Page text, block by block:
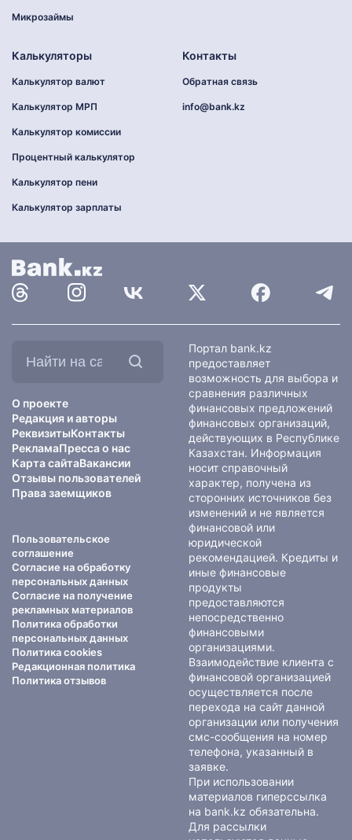
Микрозаймы
Калькуляторы
Калькулятор валют
Калькулятор МРП
Калькулятор комиссии
Процентный калькулятор
Калькулятор пени
Калькулятор зарплаты
Контакты
Обратная связь
info@bank.kz
О проекте
Редакция и авторы
РеквизитыКонтакты
РекламаПресса о нас
Карта сайтаВакансии
Отзывы пользователей
Права заемщиков
Пользовательское
соглашение
Согласие на обработку
персональных данных
Согласие на получение
рекламных материалов
Политика обработки
персональных данных
Политика cookies
Редакционная политика
Политика отзывов
Портал bank.kz
предоставляет
возможность для выбора и
сравнения различных
финансовых предложений
финансовых организаций,
действующих в Республике
Казахстан. Информация
носит справочный
характер, получена из
сторонних источников без
изменений и не является
финансовой или
юридической
рекомендацией. Кредиты и
иные финансовые
продукты
предоставляются
непосредственно
финансовыми
организациями.
Взаимодействие клиента с
финансовой организацией
осуществляется после
перехода на сайт данной
организации или получения
смс-сообщения на номер
телефона, указанный в
заявке.
При использовании
материалов гиперссылка
на bank.kz обязательна.
Для рассылки